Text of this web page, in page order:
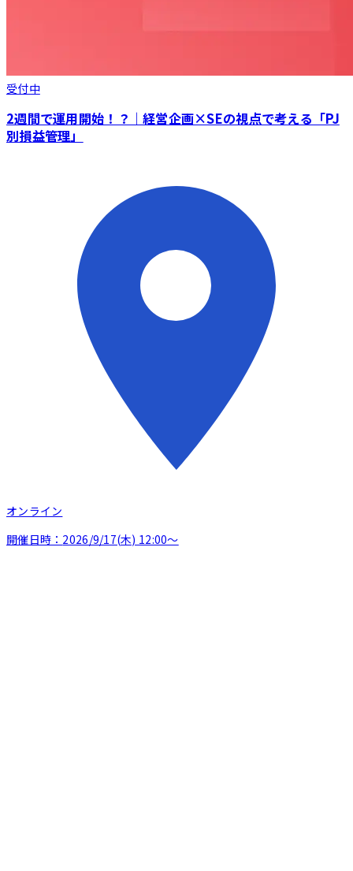
受付中
2週間で運用開始！？｜経営企画×SEの視点で考える「PJ
別損益管理」
オンライン
開催日時： 2026/9/17(木) 12:00〜